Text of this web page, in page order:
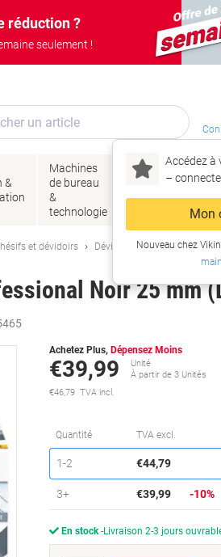
réduction ?
seulement !
Accédez à
–
Mon
Nouveau chez
&
Machines
de bureau
&
technologie
Encres
&
et dévidoirs Dévidoirs rubans adhésifs de
Noir 25 mm
Achetez Plus, Dépensez Moins
€39,99
Unité
À partir de 3 Unités
€46,79 TVA incl.
Quantité TVA excl.
1-2 €44,79
3+ €39,99 -10%
En stock Livraison 2-3 jours